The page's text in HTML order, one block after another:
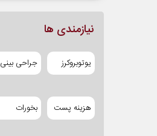
نیازمندی ها
یوتوبروکرز جراحی بینی
هزینه پست بخورات